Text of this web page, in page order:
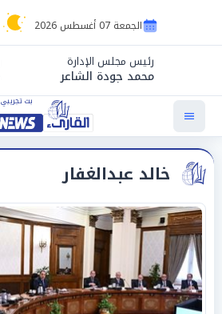
الجمعة 07 أغسطس 2026
رئيس مجلس الإدارة
محمد جودة الشاعر
خالد عبدالغفار